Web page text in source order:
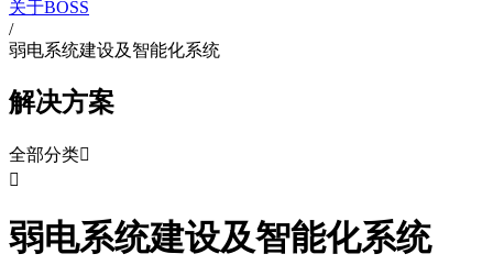
关于BOSS
/
弱电系统建设及智能化系统
解决方案
全部分类

弱电系统建设及智能化系统